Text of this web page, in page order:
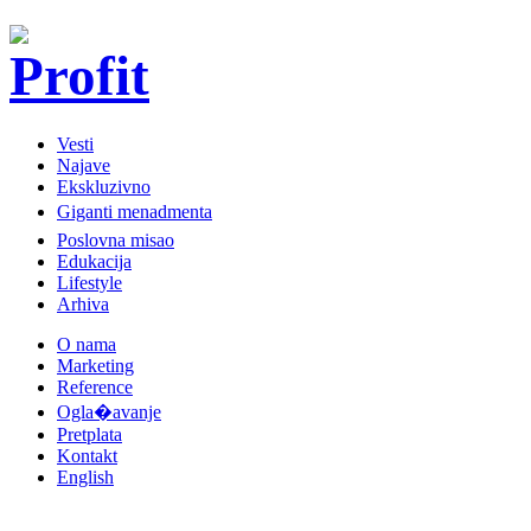
Vesti
Najave
Ekskluzivno
Giganti menadmenta
Poslovna misao
Edukacija
Lifestyle
Arhiva
O nama
Marketing
Reference
Ogla�avanje
Pretplata
Kontakt
English